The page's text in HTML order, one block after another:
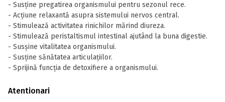
- Susține pregatirea organismului pentru sezonul rece.
- Acțiune relaxantă asupra sistemului nervos central.
- Stimulează activitatea rinichilor mărind diureza.
- Stimulează peristaltismul intestinal ajutând la buna digestie.
- Susșine vitalitatea organismului.
- Susține sănătatea articulațiilor.
- Sprijină funcția de detoxifiere a organismului.
Atentionari